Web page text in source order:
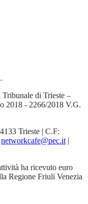
Tribunale di Trieste –
2018 - 2266/2018 V.G.
Trieste | C.F:
networkcafe@pec.it|
ha ricevuto euro
Regione Friuli Venezia